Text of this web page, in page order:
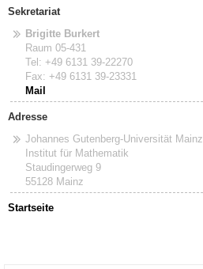
Sekretariat
Brigitte Burkert
Raum 05-431
Tel: +49 6131 39-22270
Fax: +49 6131 39-23331
Mail
Adresse
Johannes Gutenberg-Universität Mainz
Institut für Mathematik
Staudingerweg 9
55128 Mainz
Startseite